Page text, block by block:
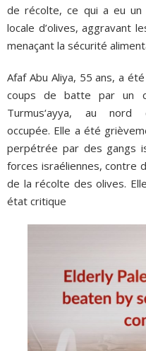
de récolte, ce qui a eu un
locale d’olives, aggravant
menaçant la sécurité
Afaf Abu Aliya, 55 ans, a
coups de batte par un
Turmus‘ayya, au nord
occupée. Elle a été
perpétrée par des gangs
forces israéliennes, contre
de la récolte des olives.
état critique